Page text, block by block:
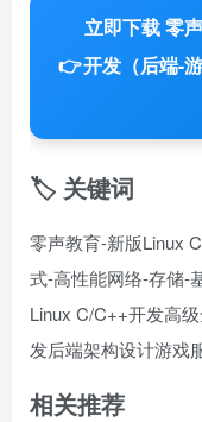
👉
立即下载 零
开发（后端-
🏷️ 关键词
零声教育-新版Linux
式-高性能网络-存储-
Linux C/C++开发高
发后端架构设计游戏
相关推荐